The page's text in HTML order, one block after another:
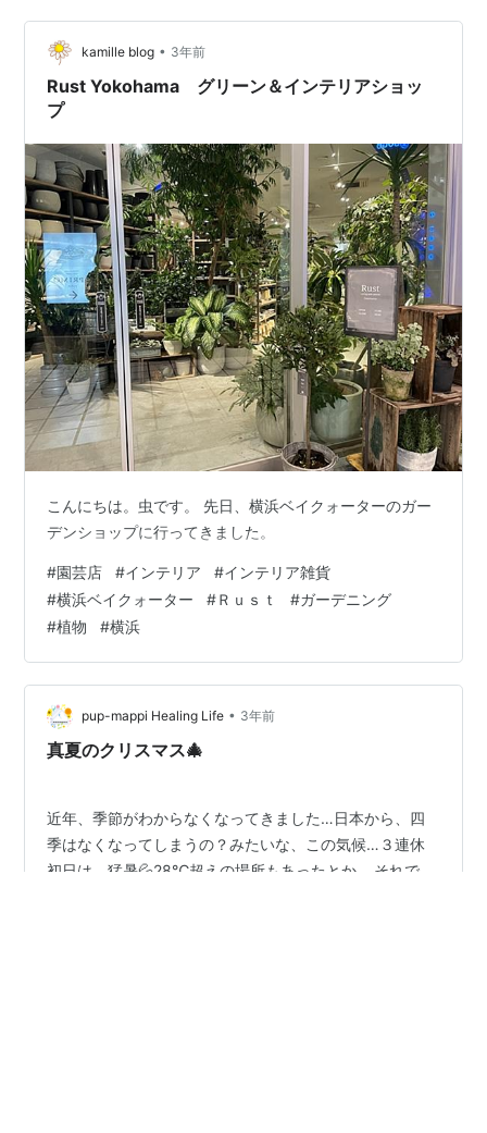
ニューもあるし、お店も広いので子連れも入りやすいお
店です。 3階広場はバーベキュー席になっていました。…
kamille blog • 3年前
Rust Yokohama グリーン＆インテリアショッ
プ
こんにちは。虫です。 先日、横浜ベイクォーターのガー
デンショップに行ってきました。
#園芸店 #インテリア #インテリア雑貨
#横浜ベイクォーター #Ｒｕｓｔ #ガーデニング
#植物 #横浜
pup-mappi Healing Life • 3年前
真夏のクリスマス🎄